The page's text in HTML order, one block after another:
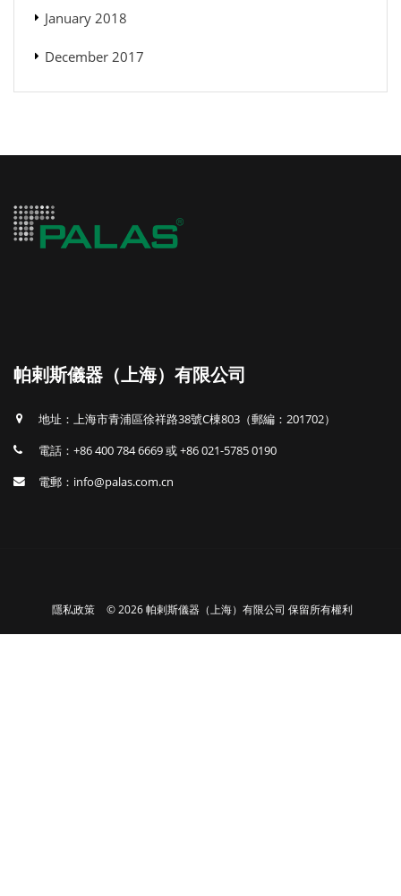
January 2018
December 2017
帕剌斯儀器（上海）有限公司
地址：上海市青浦區徐祥路38號C棟803（郵編：201702）
電話：+86 400 784 6669 或 +86 021-5785 0190
電郵：info@palas.com.cn
隱私政策 © 2026 帕剌斯儀器（上海）有限公司 保留所有權利